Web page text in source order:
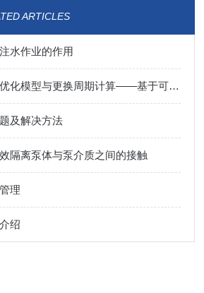
ARTICLES
水作业的作用
计量泵备件库存优化模型与更换周期计算——基于可靠性与成本双目标决策
及解决方法
隔离泵体与泵介质之间的接触
理
绍